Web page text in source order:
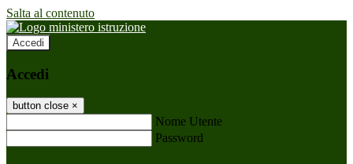
Salta al contenuto
Accedi
Accedi
button close ×
Nome Utente
Password